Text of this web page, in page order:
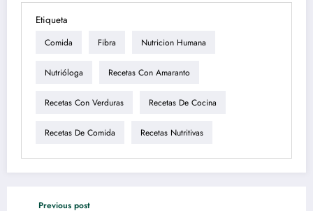
Etiqueta
Comida Fibra Nutricion Humana
Nutrióloga Recetas Con Amaranto
Recetas Con Verduras Recetas De Cocina
Recetas De Comida Recetas Nutritivas
Previous post